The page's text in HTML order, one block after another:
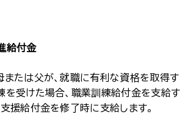
給付金
または父が、就職に有利な資格を取得す
を受けた場合、職業訓練給付金を支給す
援給付金を修了時に支給します。